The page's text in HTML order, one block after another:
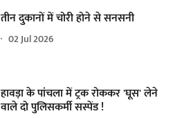
तीन दुकानों में चोरी होने से सनसनी
02 Jul 2026
हावड़ा के पांचला में ट्रक रोककर 'घूस' लेने
वाले दो पुलिसकर्मी सस्पेंड !